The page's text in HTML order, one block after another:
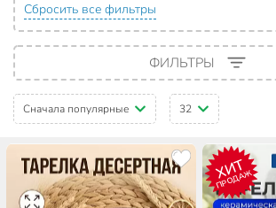
Сбросить все фильтры
ФИЛЬТРЫ
Сначала популярные 32
ХИТ
ПРОДАЖ